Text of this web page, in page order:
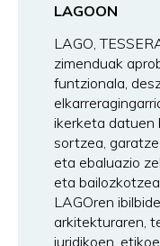
LAGOON
LAGO,
zimenduak
funtzionala,
ikerketa datuen
sortzea,
eta ebaluazio
eta
LAGOren
arkitekturaren,
juridikoen,